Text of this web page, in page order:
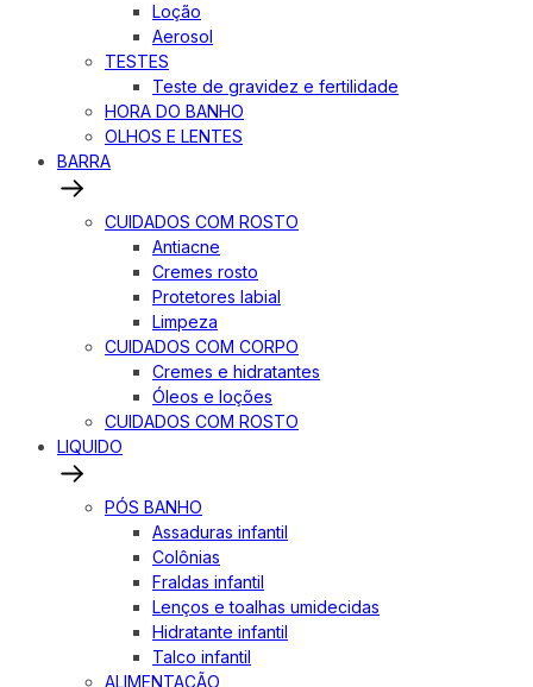
Loção
Aerosol
TESTES
Teste de gravidez e fertilidade
HORA DO BANHO
OLHOS E LENTES
BARRA
CUIDADOS COM ROSTO
Antiacne
Cremes rosto
Protetores labial
Limpeza
CUIDADOS COM CORPO
Cremes e hidratantes
Óleos e loções
CUIDADOS COM ROSTO
LIQUIDO
PÓS BANHO
Assaduras infantil
Colônias
Fraldas infantil
Lenços e toalhas umidecidas
Hidratante infantil
Talco infantil
ALIMENTAÇÃO